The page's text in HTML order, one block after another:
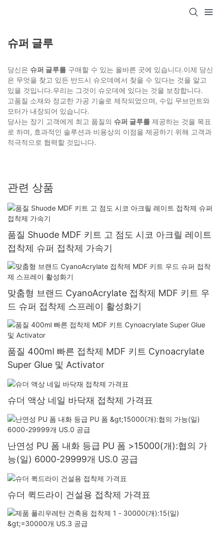
슈퍼 글루
당신은 슈퍼 글루를 구매할 수 있는 올바른 곳에 있습니다.이제 당신
은 무엇을 찾고 있든 반드시 슈오데에서 찾을 수 있다는 것을 알고
있을 것입니다.우리는 그것이 슈오데에 있다는 것을 보장합니다.
고품질 소재와 정교한 가공 기술로 제작되었으며, 수입 무브먼트와
모터가 내장되어 있습니다.
당사는 장기 고객에게 최고 품질의 슈퍼 글루를 제공하는 것을 목표
로 하며, 효과적인 솔루션과 비용상의 이점을 제공하기 위해 고객과
적극적으로 협력할 것입니다.
관련 상품
품질 Shuode MDF 키트 고 점도 시코 아크릴 레이트
접착제 슈퍼 접착제 가속기
맞춤형 브랜드 CyanoAcrylate 접착제 MDF 키트 우
드 슈퍼 접착제 스프레이 활성화기
품질 400ml 빠른 접착제 MDF 키트 Cynoacrylate
Super Glue 및 Activator
슈더 액상 네일 바닥재 접착제 가격표
난연성 PU 폼 내화 등급 PU 폼 >15000(개):협의 가
능(일) 6000-29999개 US.0 공급
슈더 퀵드라이 건설용 접착제 가격표